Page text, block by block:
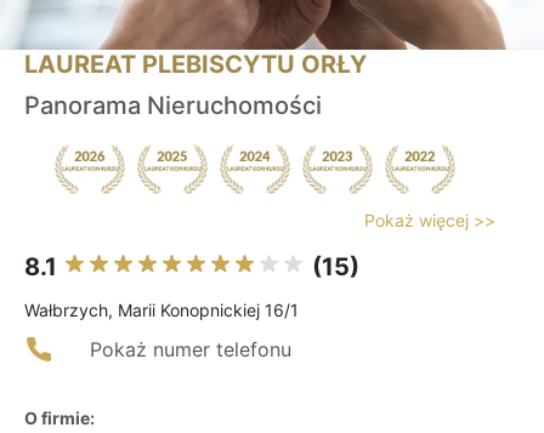
LAUREAT PLEBISCYTU ORŁY
Panorama Nieruchomości
Pokaż więcej >>
8.1 (15)
Wałbrzych, Marii Konopnickiej 16/1
Pokaż numer telefonu
O firmie: